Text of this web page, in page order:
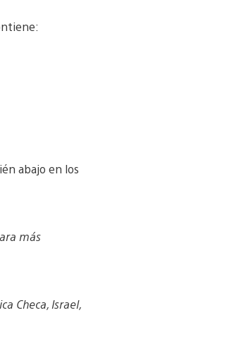
abajo en los
más
Checa, Israel,